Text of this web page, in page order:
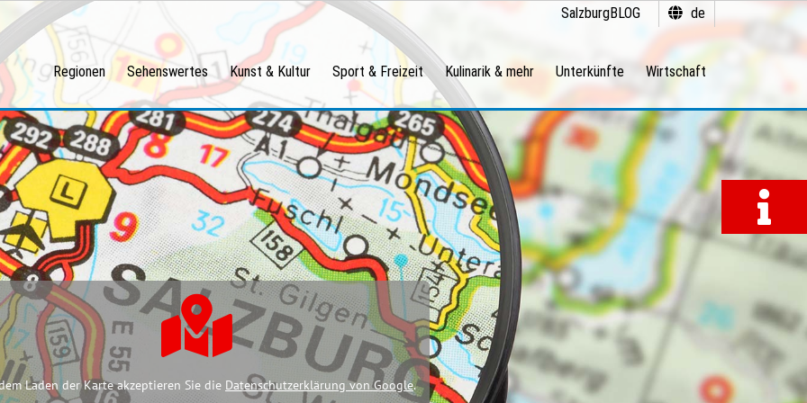
de
SalzburgBLOG
Regionen Sehenswertes Kunst & Kultur Sport & Freizeit Kulinarik & mehr Unterkünfte Wirtschaft
Laden der Karte akzeptieren Sie die Datenschutzerklärung von Google.